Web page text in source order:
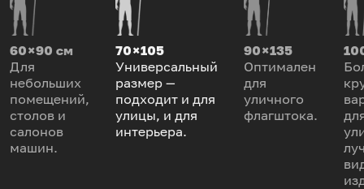
60 × 90 см
Для
небольших
помещений,
столов и
салонов
машин.
70 × 105
Универсальный
размер —
подходит и для
улицы, и для
интерьера.
90 × 135
Оптимален
для
уличного
флагштока.